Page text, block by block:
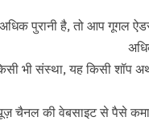
पुरानी है, तो आप गूगल
भी संस्था, यह किसी शॉप
चैनल की वेबसाइट से पैसे